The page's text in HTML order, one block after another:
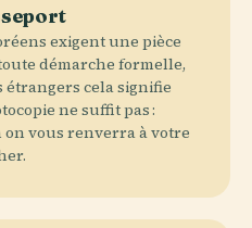
exigent une pièce
démarche formelle,
cela signifie
ne suffit pas :
vous renverra à votre